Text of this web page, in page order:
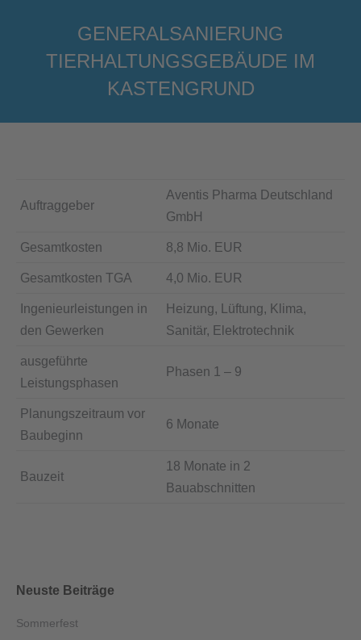
GENERALSANIERUNG
TIERHALTUNGSGEBÄUDE IM
KASTENGRUND
Auftraggeber
Aventis Pharma Deutschland
GmbH
Gesamtkosten 8,8 Mio. EUR
Gesamtkosten TGA 4,0 Mio. EUR
Ingenieurleistungen in
den Gewerken
Heizung, Lüftung, Klima,
Sanitär, Elektrotechnik
ausgeführte
Leistungsphasen
Phasen 1 – 9
Planungszeitraum vor
Baubeginn
6 Monate
Bauzeit
18 Monate in 2
Bauabschnitten
Neuste Beiträge
Sommerfest